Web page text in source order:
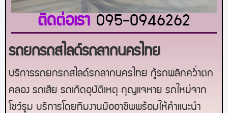
ติดต่อเรา 095-0946262
รถยกรถสไลด์รถลากนครไทย
บริการรถยกรถสไลด์รถลากนครไทย กู้รถพลิกคว่ำตก
คลอง รถเสีย รถเกิดอุบัติเหตุ กุญแจหาย รถใหม่จาก
โชว์รูม บริการโดยทีมงานมืออาชีพพร้อมให้คำแนะนำ